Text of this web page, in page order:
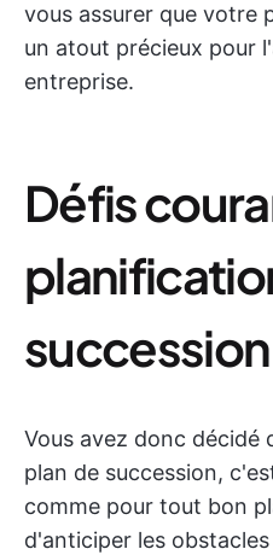
vous assurer que votre
un atout précieux pour
entreprise.
Défis
succession
Vous avez donc
plan de succession,
comme pour tout bon
d'anticiper les